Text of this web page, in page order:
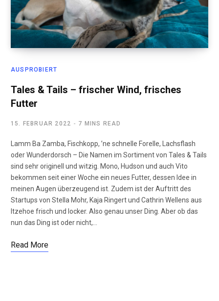
AUSPROBIERT
Tales & Tails – frischer Wind, frisches
Futter
15. FEBRUAR 2022 7 MINS READ
Lamm Ba Zamba, Fischkopp, ’ne schnelle Forelle, Lachsflash
oder Wunderdorsch – Die Namen im Sortiment von Tales & Tails
sind sehr originell und witzig. Mono, Hudson und auch Vito
bekommen seit einer Woche ein neues Futter, dessen Idee in
meinen Augen überzeugend ist. Zudem ist der Auftritt des
Startups von Stella Mohr, Kaja Ringert und Cathrin Wellens aus
Itzehoe frisch und locker. Also genau unser Ding. Aber ob das
nun das Ding ist oder nicht,…
Read More